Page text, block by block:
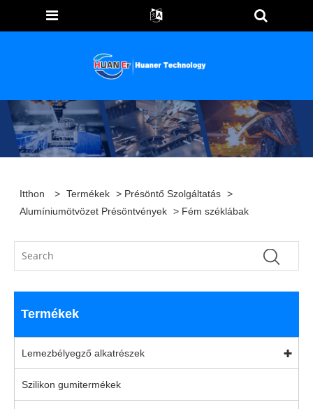
Itthon > Termékek > Présöntő Szolgáltatás >
Alumíniumötvözet Présöntvények > Fém széklábak
Termékek
Lemezbélyegző alkatrészek
Szilikon gumitermékek